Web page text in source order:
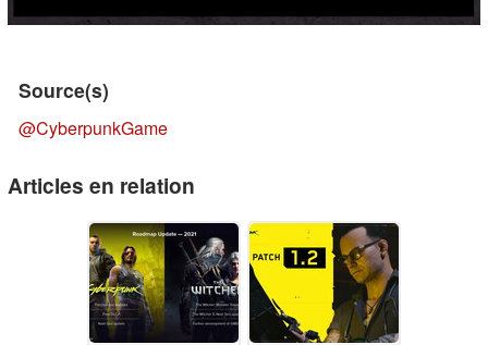
Source(s)
@CyberpunkGame
Articles en relation